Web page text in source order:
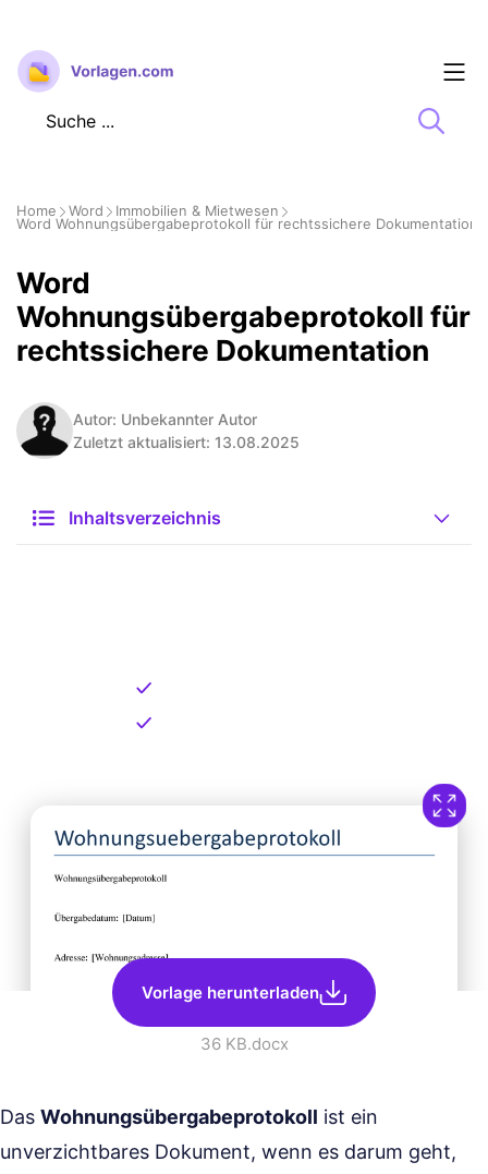
Zum
Inhalt
springen
Home Word
Immobilien & Mietwesen
Word Wohnungsübergabeprotokoll für rechtssichere Dokumentation
Word
Wohnungsübergabeprotokoll für
rechtssichere Dokumentation
Autor: Unbekannter Autor
Zuletzt aktualisiert: 13.08.2025
Inhaltsverzeichnis
Vorlage herunterladen
36 KB.docx
Das Wohnungsübergabeprotokoll ist ein
unverzichtbares Dokument, wenn es darum geht,